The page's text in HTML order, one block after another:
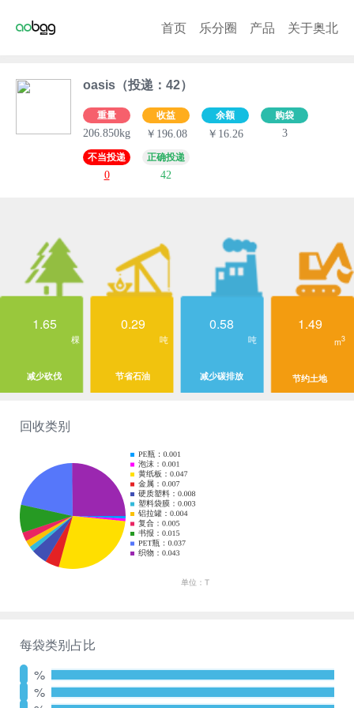
首页 乐分圈 产品 关于奥北
oasis（投递：42）
重量
206.850kg
收益
￥196.08
余额
￥16.26
购袋
3
不当投递
0
正确投递
42
1.65
棵
减少砍伐
0.29
吨
节省石油
0.58
吨
减少碳排放
1.49
m3
节约土地
回收类别
每袋类别占比
%
%